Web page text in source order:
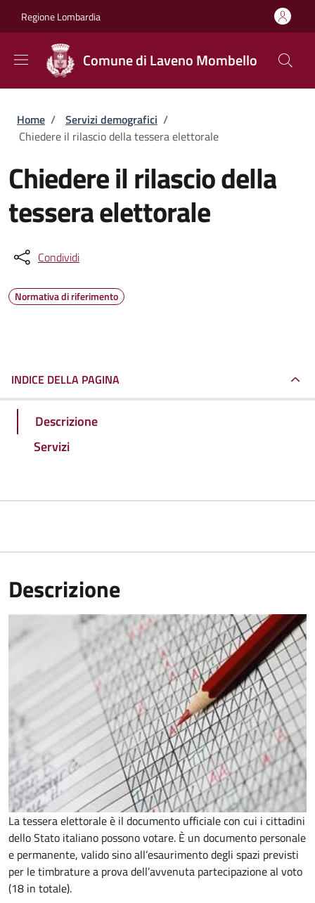
Regione Lombardia
Comune di Laveno Mombello
Briciole di pane
Home / Servizi demografici /
Chiedere il rilascio della tessera elettorale
Chiedere il rilascio della
tessera elettorale
Condividi
Normativa di riferimento
INDICE DELLA PAGINA
Descrizione
Servizi
Descrizione
La tessera elettorale è il documento ufficiale con cui i cittadini
dello Stato italiano possono votare. È un documento personale
e permanente, valido sino all’esaurimento degli spazi previsti
per le timbrature a prova dell’avvenuta partecipazione al voto
(18 in totale).